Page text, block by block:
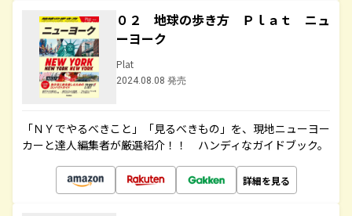
０２ 地球の歩き方 Ｐｌａｔ ニュ
ーヨーク
Plat
2024.08.08 発売
「ＮＹでやるべきこと」「見るべきもの」を、現地ニューヨー
カーと達人編集者が厳選紹介！！ ハンディなガイドブック。
詳細を見る